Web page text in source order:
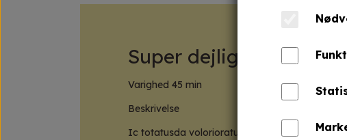
Super dejlig
Varighed 45 min
Beskrivelse
Ic totatusda volorioratur modionsequi